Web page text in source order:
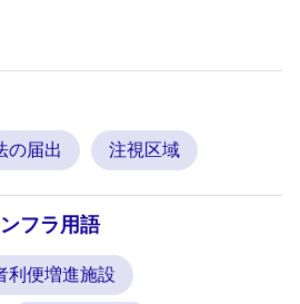
の届出 注視区域
フラ用語
利便増進施設